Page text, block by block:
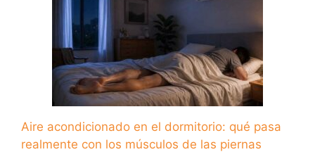
Aire acondicionado en el dormitorio: qué pasa
realmente con los músculos de las piernas